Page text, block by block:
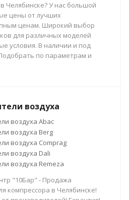
Челябинске? У нас большой
цены от лучших
ценам. Широкий выбор
для различных моделей
условия. В наличии и под
по параметрам и
воздуха
воздуха Abac
воздуха Berg
воздуха Comprag
воздуха Dali
воздуха Remeza
"10Бар" - Продажа
компрессора в Челябинске!